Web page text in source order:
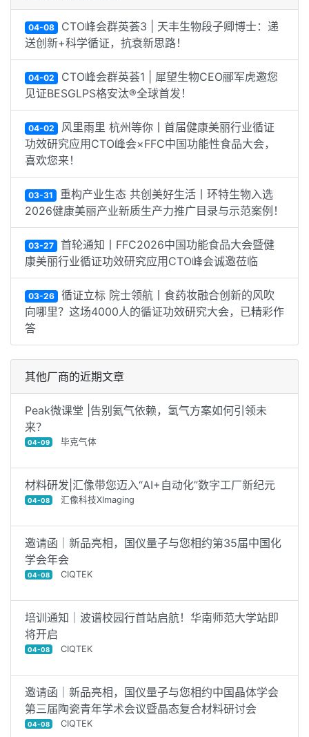
04-08 CTO峰会群英荟3 | 天丰生物段子卿博士：递
送创新+科学循证，抗衰新思路！
04-02 CTO峰会群英荟1 | 犀望生物CEO郦军虎邀您
见证BESGLPS格安汰®全球首发！
04-02 风里雨里 杭州等你丨首届健康美丽行业循证
功效研究应用CTO峰会×FFC中国功能性食品大会，
喜欢您来！
03-31 重构产业生态 共创美好生活丨环特生物入选
2026健康美丽产业新质生产力推广目录与示范案例！
03-27 首轮通知丨FFC2026中国功能食品大会暨健
康美丽行业循证功效研究应用CTO峰会诚邀莅临
03-26 循证立标 院士领航丨食药妆融合创新的风吹
向哪里？这场4000人的循证功效研究大会，已精彩作
答
其他厂商的近期文章
Peak微课堂 |告别氦气依赖，氢气方案如何引领未
来？
04-09 毕克气体
材料研发|汇像带您迈入“AI+自动化”数字工厂新纪元
04-08 汇像科技XImaging
邀请函｜新品亮相，国仪量子与您相约第35届中国化
学会年会
04-08 CIQTEK
培训通知｜波谱校园行首站启航！华南师范大学站即
将开启
04-08 CIQTEK
邀请函｜新品亮相，国仪量子与您相约中国晶体学会
第三届陶瓷青年学术会议暨晶态复合材料研讨会
04-08 CIQTEK